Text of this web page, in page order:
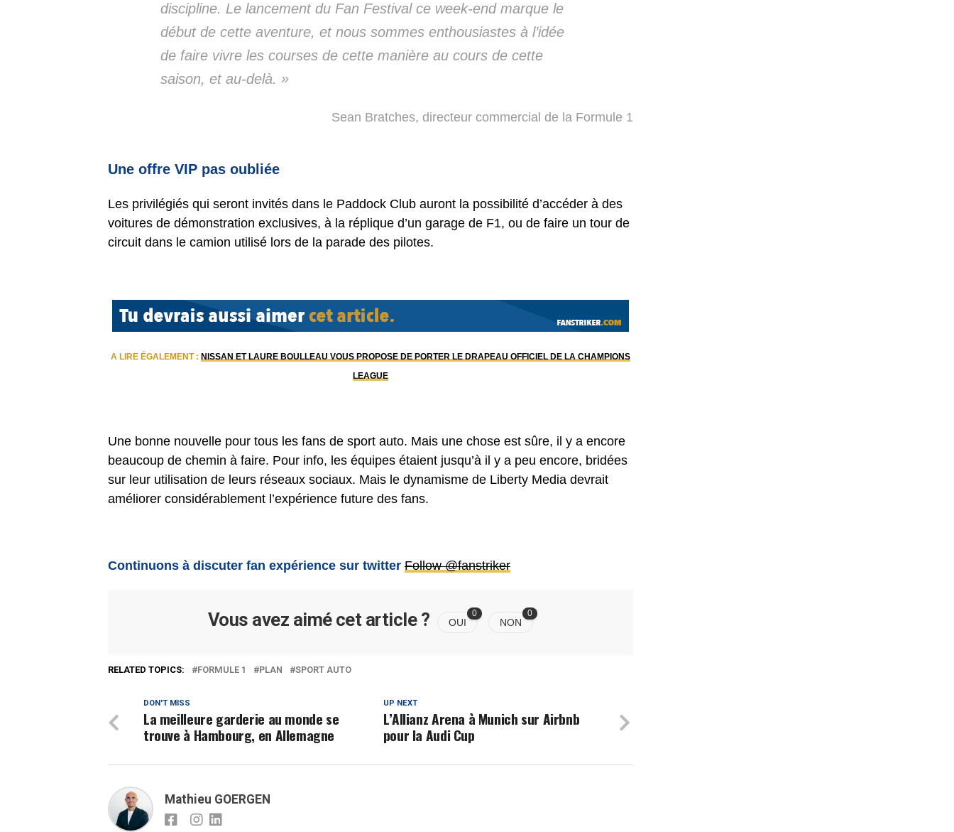
discipline. Le lancement du Fan Festival ce week-end marque le
début de cette aventure, et nous sommes enthousiastes à l’idée
de faire vivre les courses de cette manière au cours de cette
saison, et au-delà. »
Sean Bratches, directeur commercial de la Formule 1
Une offre VIP pas oubliée
Les privilégiés qui seront invités dans le Paddock Club auront la possibilité d’accéder à des
voitures de démonstration exclusives, à la réplique d’un garage de F1, ou de faire un tour de
circuit dans le camion utilisé lors de la parade des pilotes.
A LIRE ÉGALEMENT : NISSAN ET LAURE BOULLEAU VOUS PROPOSE DE PORTER LE DRAPEAU OFFICIEL DE LA CHAMPIONS
LEAGUE
Une bonne nouvelle pour tous les fans de sport auto. Mais une chose est sûre, il y a encore
beaucoup de chemin à faire. Pour info, les équipes étaient jusqu’à il y a peu encore, bridées
sur leur utilisation de leurs réseaux sociaux. Mais le dynamisme de Liberty Media devrait
améliorer considérablement l’expérience future des fans.
Continuons à discuter fan expérience sur twitter Follow @fanstriker
Vous avez aimé cet article ? OUI
0
NON
0
RELATED TOPICS: FORMULE 1 PLAN SPORT AUTO
UP NEXT
L’Allianz Arena à Munich sur Airbnb
pour la Audi Cup
DON'T MISS
La meilleure garderie au monde se
trouve à Hambourg, en Allemagne
Mathieu GOERGEN